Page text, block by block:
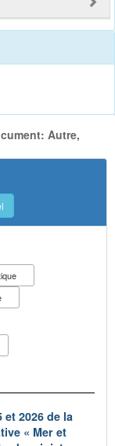
Autre,
2026 de la
« Mer et